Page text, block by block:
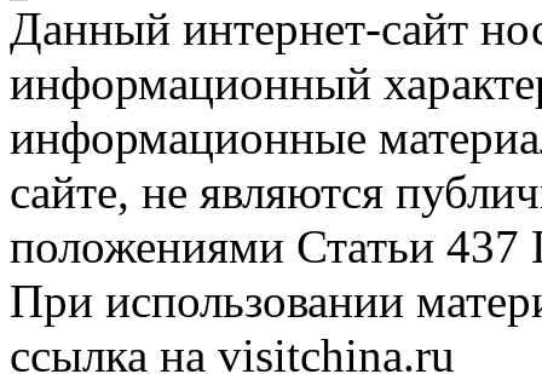
Данный интернет-сайт
информационный
информационные
сайте, не являются
положениями Статьи 437
При использовании
ссылка на visitchina.ru